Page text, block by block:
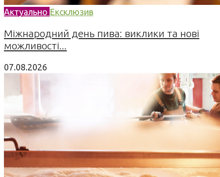
Актуально Ексклюзив
Міжнародний день пива: виклики та нові
можливості...
07.08.2026